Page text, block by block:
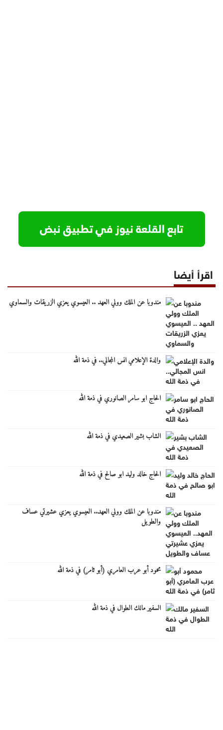
اقرأ أيضا
مندوبا عن الملك وولي العهد .. العيسوي يعزي الزريقات والسماوي
والدة الإعلامي انس المجالي.. في ذمة الله
الحاج ابو سامر الصانوري في ذمة الله
الشاب بشير الصعيدي في ذمة الله
الحاج خالد وليد ابو صالح في ذمة الله
مندوبا عن الملك وولي العهد.. العيسوي يعزي عشيرتي عساف
والطويل
محمود أبو عرب العامري (أبو ثامر) في ذمة الله
السفير مالك الطوال في ذمة الله